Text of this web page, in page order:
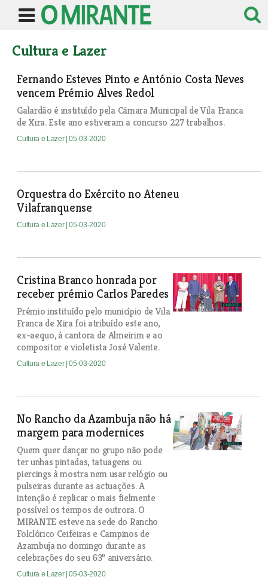
Cultura e Lazer
Fernando Esteves Pinto e António Costa Neves
vencem Prémio Alves Redol
Galardão é instituído pela Câmara Municipal de Vila Franca
de Xira. Este ano estiveram a concurso 227 trabalhos.
Cultura e Lazer | 05-03-2020
Orquestra do Exército no Ateneu
Vilafranquense
Cultura e Lazer | 05-03-2020
Cristina Branco honrada por
receber prémio Carlos Paredes
Prémio instituído pelo município de Vila
Franca de Xira foi atribuído este ano,
ex-aequo, à cantora de Almeirim e ao
compositor e violetista José Valente.
Cultura e Lazer | 05-03-2020
No Rancho da Azambuja não há
margem para modernices
Quem quer dançar no grupo não pode
ter unhas pintadas, tatuagens ou
piercings à mostra nem usar relógio ou
pulseiras durante as actuações. A
intenção é replicar o mais fielmente
possível os tempos de outrora. O
MIRANTE esteve na sede do Rancho
Folclórico Ceifeiras e Campinos de
Azambuja no domingo durante as
celebrações do seu 63º aniversário.
Cultura e Lazer | 05-03-2020